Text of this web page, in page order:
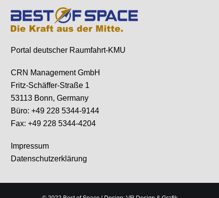
Portal deutscher Raumfahrt-KMU
CRN Management GmbH
Fritz-Schäffer-Straße 1
53113 Bonn, Germany
Büro: +49 228 5344-9144
Fax: +49 228 5344-4204
Impressum
Datenschutzerklärung